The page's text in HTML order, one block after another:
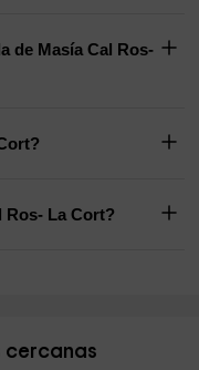
Ros-
Ros- La Cort?
cercanas